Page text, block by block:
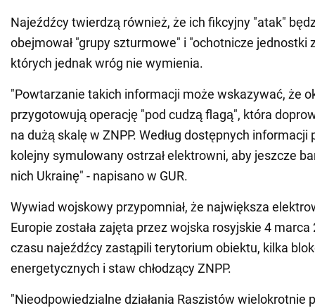
Najeźdźcy twierdzą również, że ich fikcyjny "atak"
obejmował "grupy szturmowe" i "ochotnicze jednostki
których jednak wróg nie wymienia.
"Powtarzanie takich informacji może wskazywać, że
przygotowują operację "pod cudzą flagą", która
na dużą skalę w ZNPP. Według dostępnych informacji
kolejny symulowany ostrzał elektrowni, aby jeszcze
nich Ukrainę" - napisano w GUR.
Wywiad wojskowy przypomniał, że największa
Europie została zajęta przez wojska rosyjskie 4 marca
czasu najeźdźcy zastąpili terytorium obiektu, kilka
energetycznych i staw chłodzący ZNPP.
"Nieodpowiedzialne działania Raszistów wielokrotnie